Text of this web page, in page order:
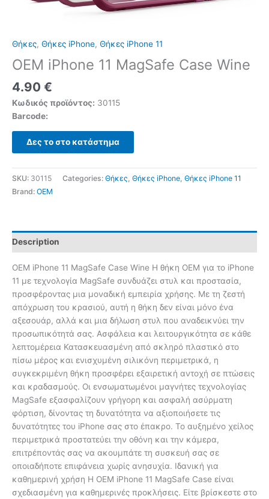
Θήκες, Θήκες iPhone, Θήκες iPhone 11
OEM iPhone 11 MagSafe Case Wine
4.90 €
Κωδικός προϊόντος: 30115
Barcode:
Δες το στο κατάστημα
SKU: 30115 Categories: Θήκες Θήκες iPhone Θήκες iPhone 11
Brand: OEM
Description
OEM iPhone 11 MagSafe Case Wine Η θήκη OEM για το iPhone
11 με τεχνολογία MagSafe συνδυάζει στυλ και προστασία,
προσφέροντας μια μοναδική εμπειρία χρήσης. Με τη ζεστή
απόχρωση του κρασιού, αυτή η θήκη δεν είναι μόνο ένα
αξεσουάρ, αλλά και μια δήλωση στυλ που αναδεικνύει την
προσωπικότητά σας. Ασφάλεια και λειτουργικότητα σε κάθε
λεπτομέρεια Κατασκευασμένη από σκληρό πλαστικό στο
πίσω μέρος και ενισχυμένη σιλικόνη περιμετρικά, η
συγκεκριμένη θήκη προσφέρει εξαιρετική αντοχή σε πτώσεις
και κραδασμούς. Οι ενσωματωμένοι μαγνήτες τεχνολογίας
MagSafe εξασφαλίζουν γρήγορη και ασφαλή ασύρματη
φόρτιση, δίνοντας τη δυνατότητα να αξιοποιήσετε τις
δυνατότητες του iPhone σας στο έπακρο. Το αυξημένο χείλος
περιμετρικά προστατεύει την οθόνη και την κάμερα,
επιτρέποντάς σας να ακουμπάτε τη συσκευή σας σε
οποιαδήποτε επιφάνεια χωρίς ανησυχία. Ιδανική για
καθημερινή χρήση Η OEM iPhone 11 MagSafe Case είναι
σχεδιασμένη για καθημερινές προκλήσεις. Είτε βρίσκεστε στο